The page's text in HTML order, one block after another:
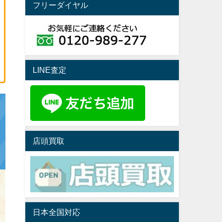
フリーダイヤル
LINE査定
店頭買取
日本全国対応